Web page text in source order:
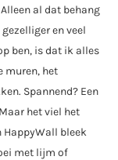
al dat behang
en veel
ben, is dat ik alles
muren, het
Spannend? Een
het viel het
HappyWall bleek
met lijm of